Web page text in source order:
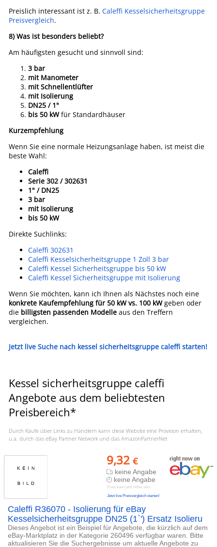
Preislich interessant ist z. B. Caleffi Kesselsicherheitsgruppe
Preisvergleich.
8) Was ist besonders beliebt?
Am häufigsten gesucht und sinnvoll sind:
3 bar
mit Manometer
mit Schnellentlüfter
mit Isolierung
DN25 / 1"
bis 50 kWfür Standardhäuser
Kurzempfehlung
Wenn Sie eine normale Heizungsanlage haben, ist meist die
beste Wahl:
Caleffi
Serie 302 / 302631
1" / DN25
3 bar
mit Isolierung
bis 50 kW
Direkte Suchlinks:
Caleffi 302631
Caleffi Kesselsicherheitsgruppe 1 Zoll 3 bar
Caleffi Kessel Sicherheitsgruppe bis 50 kW
Caleffi Kessel Sicherheitsgruppe mit Isolierung
Wenn Sie möchten, kann ich Ihnen als Nächstes noch eine
konkrete Kaufempfehlung für 50 kW vs. 100 kWgeben oder
die billigsten passenden Modelle aus den Treffern
vergleichen.
Jetzt live Suche nach kessel sicherheitsgruppe caleffi starten!
Kessel sicherheitsgruppe caleffi
Angebote aus dem beliebtesten
Preisbereich*
Durch Käufe über Links zu Händlern kann diese Website eine Provision erhalten,
u.a. durch das eBay Partner Network und das AmazonPartnerNet
9,32 €
keine Angabe
keine Angabe
Preis kann jetzt höher sein
Jetzt live Preisvergleich starten!
Caleffi R36070 - Isolierung für eBay
Kesselsicherheitsgruppe DN25 (1`') Ersatz Isolieru
Dieses Angebot ist ein Beispiel für Angebote, die kürzlich auf dem
eBay-Marktplatz in der Kategorie 260496 verfügbar waren. Bitte
aktualisieren Sie die Suchergebnisse um aktuelle Angebote zu